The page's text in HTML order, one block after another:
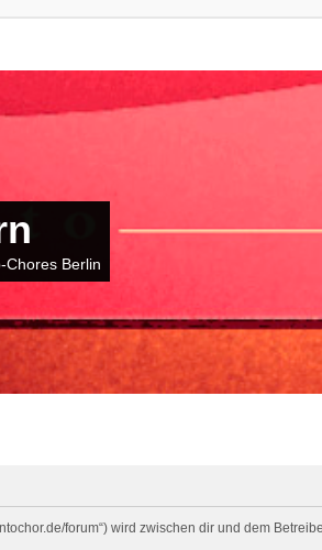
Chores Berlin
forum“) wird zwischen dir und dem